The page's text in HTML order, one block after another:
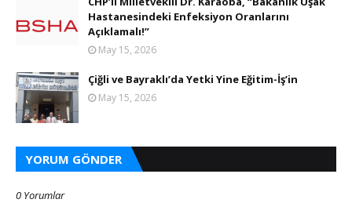
Hastanesindeki Enfeksiyon Oranlarını
Açıklamalı!”
May 15, 2026
Çiğli ve Bayraklı’da Yetki Yine Eğitim-İş’in
May 15, 2026
YORUM GÖNDER
0 Yorumlar